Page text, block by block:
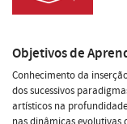
Objetivos de
Conhecimento da
dos sucessivos
artísticos na